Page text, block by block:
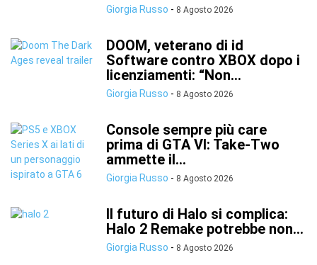
Giorgia Russo - 8 Agosto 2026
DOOM, veterano di id
Software contro XBOX dopo i
licenziamenti: “Non...
Giorgia Russo - 8 Agosto 2026
Console sempre più care
prima di GTA VI: Take-Two
ammette il...
Giorgia Russo - 8 Agosto 2026
Il futuro di Halo si complica:
Halo 2 Remake potrebbe non...
Giorgia Russo - 8 Agosto 2026